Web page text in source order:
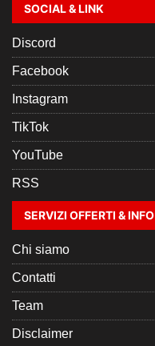
SOCIAL & LINK
Discord
Facebook
Instagram
TikTok
YouTube
RSS
SERVIZI OFFERTI & INFO
Chi siamo
Contatti
Team
Disclaimer